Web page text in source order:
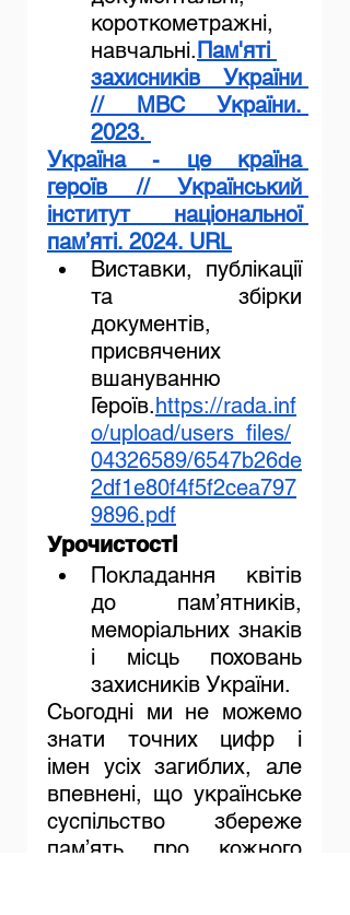
короткометражні,
навчальні.Пам'яті
захисників України
// МВС України.
2023.
Україна - це країна
героїв // Український
інститут національної
пам’яті. 2024. URL
Виставки, публікації
та збірки
документів,
присвячених
вшануванню
Героїв.https://rada.inf
o/upload/users_files/
04326589/6547b26de
2df1e80f4f5f2cea797
9896.pdf
Урочистості
Покладання квітів
до пам’ятників,
меморіальних знаків
і місць поховань
захисників України.
Сьогодні ми не можемо
знати точних цифр і
імен усіх загиблих, але
впевнені, що українське
суспільство збереже
пам’ять про кожного